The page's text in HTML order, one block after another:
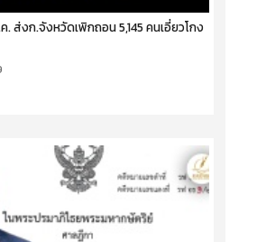
. ส่งก.จังหวัดเพิกถอน 5,145 คนเอี่ยวโกง